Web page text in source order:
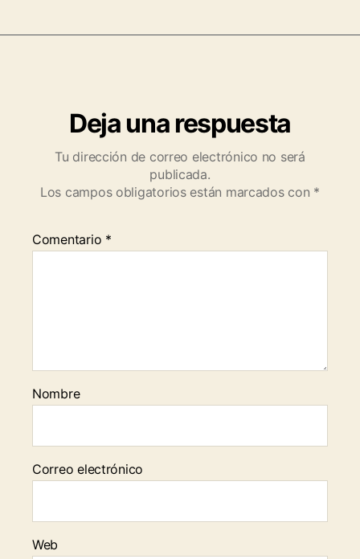
Deja una respuesta
Tu dirección de correo electrónico no será
publicada.
Los campos obligatorios están marcados con *
Comentario *
Nombre
Correo electrónico
Web